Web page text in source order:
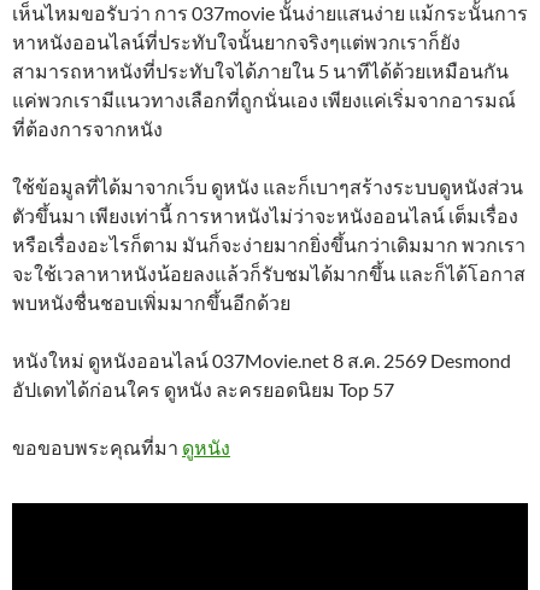
เห็นไหมขอรับว่า การ 037movie นั้นง่ายแสนง่าย แม้กระนั้นการ
หาหนังออนไลน์ที่ประทับใจนั้นยากจริงๆแต่พวกเราก็ยัง
สามารถหาหนังที่ประทับใจได้ภายใน 5 นาทีได้ด้วยเหมือนกัน
แค่พวกเรามีแนวทางเลือกที่ถูกนั่นเอง เพียงแค่เริ่มจากอารมณ์
ที่ต้องการจากหนัง
ใช้ข้อมูลที่ได้มาจากเว็บ ดูหนัง และก็เบาๆสร้างระบบดูหนังส่วน
ตัวขึ้นมา เพียงเท่านี้ การหาหนังไม่ว่าจะหนังออนไลน์ เต็มเรื่อง
หรือเรื่องอะไรก็ตาม มันก็จะง่ายมากยิ่งขึ้นกว่าเดิมมาก พวกเรา
จะใช้เวลาหาหนังน้อยลงแล้วก็รับชมได้มากขึ้น และก็ได้โอกาส
พบหนังชื่นชอบเพิ่มมากขึ้นอีกด้วย
หนังใหม่ ดูหนังออนไลน์ 037Movie.net 8 ส.ค. 2569 Desmond
อัปเดทได้ก่อนใคร ดูหนัง ละครยอดนิยม Top 57
ขอขอบพระคุณที่มา ดูหนัง